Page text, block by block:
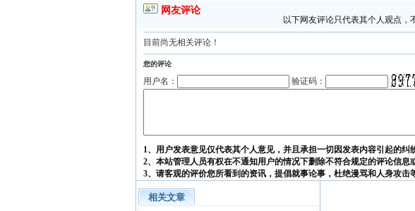
网友评论
以下网友评论只代表其个人观点
目前尚无相关评论！
您的评论
用户名： 验证码：
1、用户发表意见仅代表其个人意见，并且承担一切因发表内容引起的纠
2、本站管理人员有权在不通知用户的情况下删除不符合规定的评论信息
3、请客观的评价您所看到的资讯，提倡就事论事，杜绝漫骂和人身攻击
相关文章